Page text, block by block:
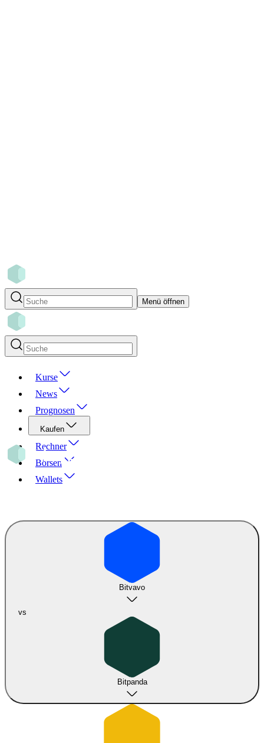
Menü öffnen
Kurse
News
Prognosen
Kaufen
Rechner
Börsen
Wallets
Bitvavo
vs
Bitpanda